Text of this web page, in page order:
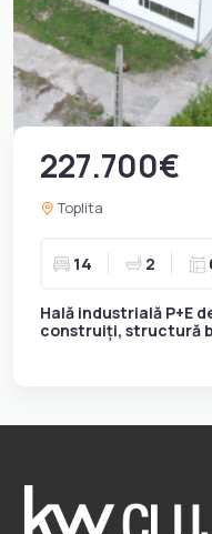
227.700€
Toplita
14 2
Hală industrială P+E
construiți, structură